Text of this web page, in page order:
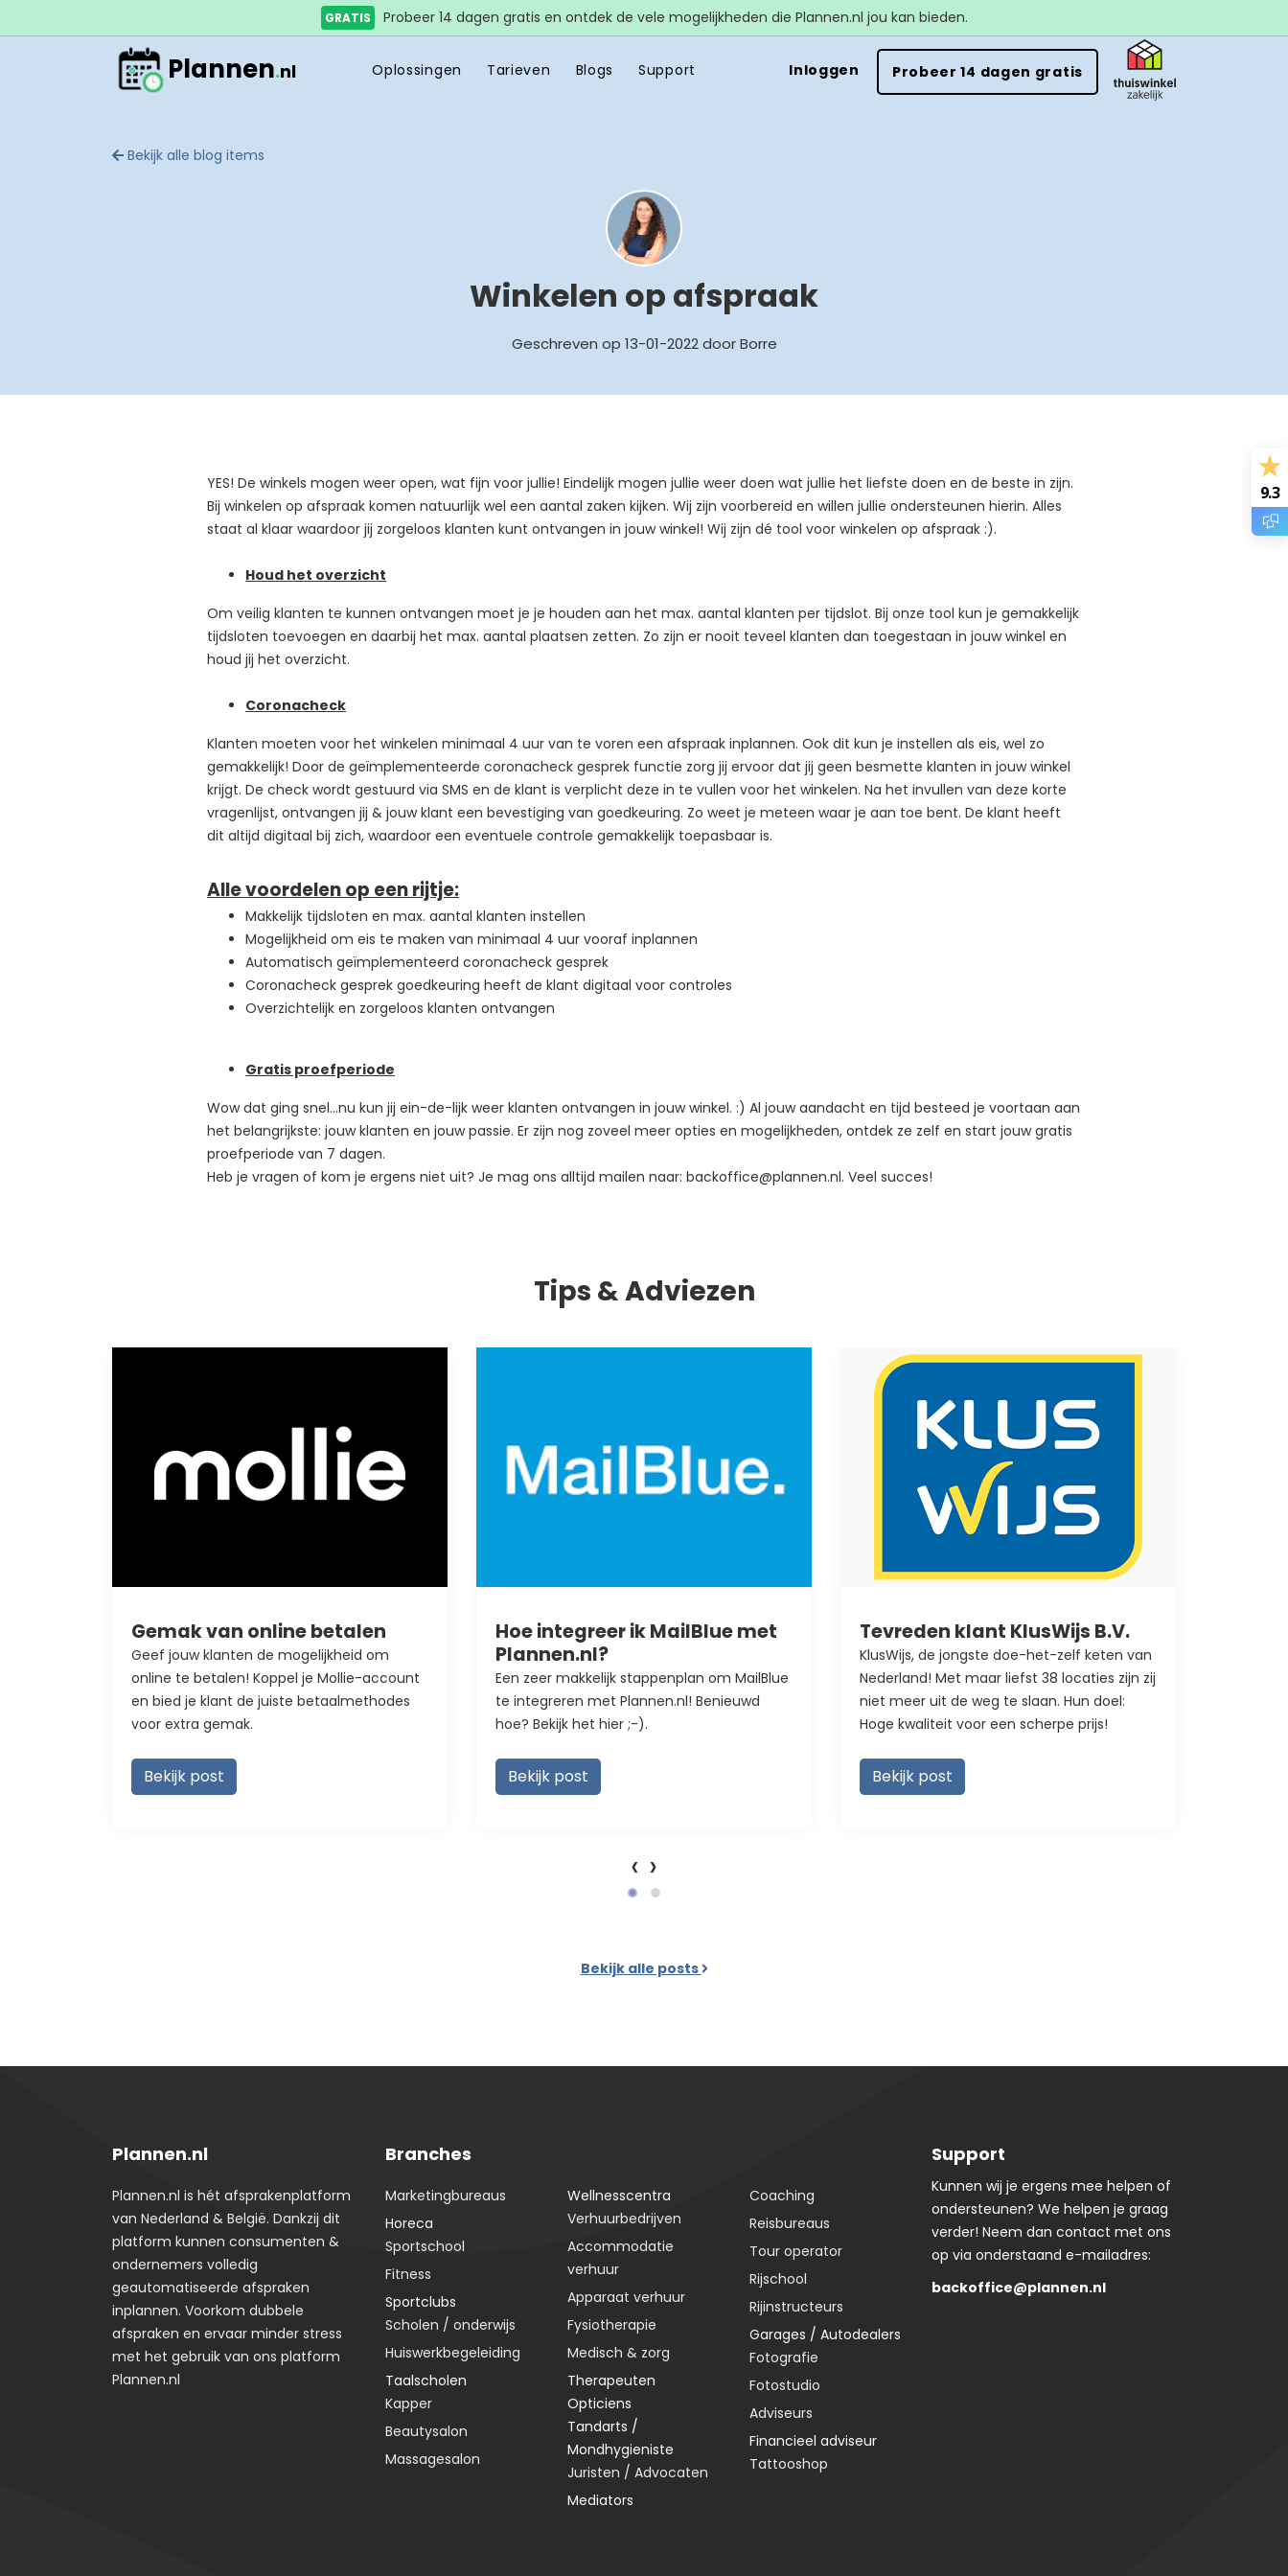
GRATIS Probeer 14 dagen gratis en ontdek de vele mogelijkheden die Plannen.nl jou kan bieden.
Plannen.nl Oplossingen Tarieven Blogs Support Inloggen Probeer 14 dagen gratis
Bekijk alle blog items
Winkelen op afspraak
Geschreven op 13-01-2022 door Borre
YES! De winkels mogen weer open, wat fijn voor jullie! Eindelijk mogen jullie weer doen wat jullie het liefste doen en de beste in zijn.
Bij winkelen op afspraak komen natuurlijk wel een aantal zaken kijken. Wij zijn voorbereid en willen jullie ondersteunen hierin. Alles
staat al klaar waardoor jij zorgeloos klanten kunt ontvangen in jouw winkel! Wij zijn dé tool voor winkelen op afspraak :).
Houd het overzicht
Om veilig klanten te kunnen ontvangen moet je je houden aan het max. aantal klanten per tijdslot. Bij onze tool kun je gemakkelijk
tijdsloten toevoegen en daarbij het max. aantal plaatsen zetten. Zo zijn er nooit teveel klanten dan toegestaan in jouw winkel en
houd jij het overzicht.
Coronacheck
Klanten moeten voor het winkelen minimaal 4 uur van te voren een afspraak inplannen. Ook dit kun je instellen als eis, wel zo
gemakkelijk! Door de geïmplementeerde coronacheck gesprek functie zorg jij ervoor dat jij geen besmette klanten in jouw winkel
krijgt. De check wordt gestuurd via SMS en de klant is verplicht deze in te vullen voor het winkelen. Na het invullen van deze korte
vragenlijst, ontvangen jij & jouw klant een bevestiging van goedkeuring. Zo weet je meteen waar je aan toe bent. De klant heeft
dit altijd digitaal bij zich, waardoor een eventuele controle gemakkelijk toepasbaar is.
Alle voordelen op een rijtje:
Makkelijk tijdsloten en max. aantal klanten instellen
Mogelijkheid om eis te maken van minimaal 4 uur vooraf inplannen
Automatisch geïmplementeerd coronacheck gesprek
Coronacheck gesprek goedkeuring heeft de klant digitaal voor controles
Overzichtelijk en zorgeloos klanten ontvangen
Gratis proefperiode
Wow dat ging snel…nu kun jij ein-de-lijk weer klanten ontvangen in jouw winkel. :) Al jouw aandacht en tijd besteed je voortaan aan
het belangrijkste: jouw klanten en jouw passie. Er zijn nog zoveel meer opties en mogelijkheden, ontdek ze zelf en start jouw gratis
proefperiode van 7 dagen.
Heb je vragen of kom je ergens niet uit? Je mag ons alltijd mailen naar: backoffice@plannen.nl. Veel succes!
Tips & Adviezen
Gemak van online betalen
Geef jouw klanten de mogelijkheid om
online te betalen! Koppel je Mollie-account
en bied je klant de juiste betaalmethodes
voor extra gemak.
Bekijk post
Hoe integreer ik MailBlue met
Plannen.nl?
Een zeer makkelijk stappenplan om MailBlue
te integreren met Plannen.nl! Benieuwd
hoe? Bekijk het hier ;-).
Bekijk post
Tevreden klant KlusWijs B.V.
KlusWijs, de jongste doe-het-zelf keten van
Nederland! Met maar liefst 38 locaties zijn zij
niet meer uit de weg te slaan. Hun doel:
Hoge kwaliteit voor een scherpe prijs!
Bekijk post
‹ ›
Bekijk alle posts
Plannen.nl
Plannen.nl is hét afsprakenplatform
van Nederland & België. Dankzij dit
platform kunnen consumenten &
ondernemers volledig
geautomatiseerde afspraken
inplannen. Voorkom dubbele
afspraken en ervaar minder stress
met het gebruik van ons platform
Plannen.nl
Branches
Marketingbureaus
Horeca
Sportschool
Fitness
Sportclubs
Scholen / onderwijs
Huiswerkbegeleiding
Taalscholen
Kapper
Beautysalon
Massagesalon
Wellnesscentra
Verhuurbedrijven
Accommodatie
verhuur
Apparaat verhuur
Fysiotherapie
Medisch & zorg
Therapeuten
Opticiens
Tandarts /
Mondhygieniste
Juristen / Advocaten
Mediators
Coaching
Reisbureaus
Tour operator
Rijschool
Rijinstructeurs
Garages / Autodealers
Fotografie
Fotostudio
Adviseurs
Financieel adviseur
Tattooshop
Support
Kunnen wij je ergens mee helpen of
ondersteunen? We helpen je graag
verder! Neem dan contact met ons
op via onderstaand e-mailadres:
backoffice@plannen.nl
9.3